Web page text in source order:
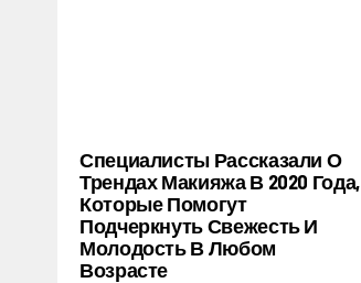
Специалисты Рассказали О
Трендах Макияжа В 2020 Года,
Которые Помогут
Подчеркнуть Свежесть И
Молодость В Любом
Возрасте